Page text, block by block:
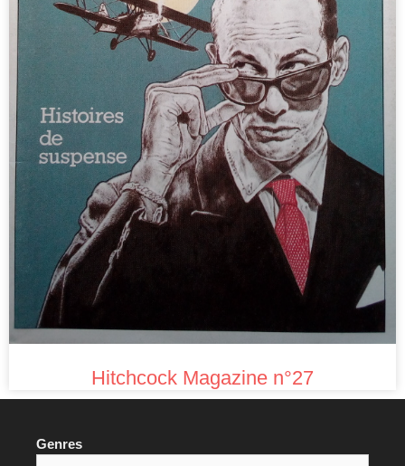
Hitchcock Magazine n°27
Genres